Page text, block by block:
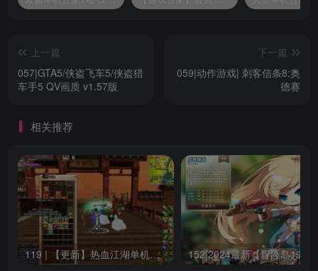
组建最多由4名玩家组成的小队穿越在广阔的《战争传
说》开放世界，在面对游荡在这些神秘土地上的许多敌对居
民的时候，先计划战术和制定战略，并团结队伍合力击败他
们。
平分金钱、战利品和资源，并与你忠诚的伙伴们在熊熊
上一篇
057|GTA5/侠盗飞车5/侠盗猎
车手5 QV画质 v1.57版
下一篇
059|动作游戏| 刺客信条8:奥
德赛
相关推荐
119 | 【更新】热血江湖单机网游20.0版一键端GM无限元宝虚拟机安装简单